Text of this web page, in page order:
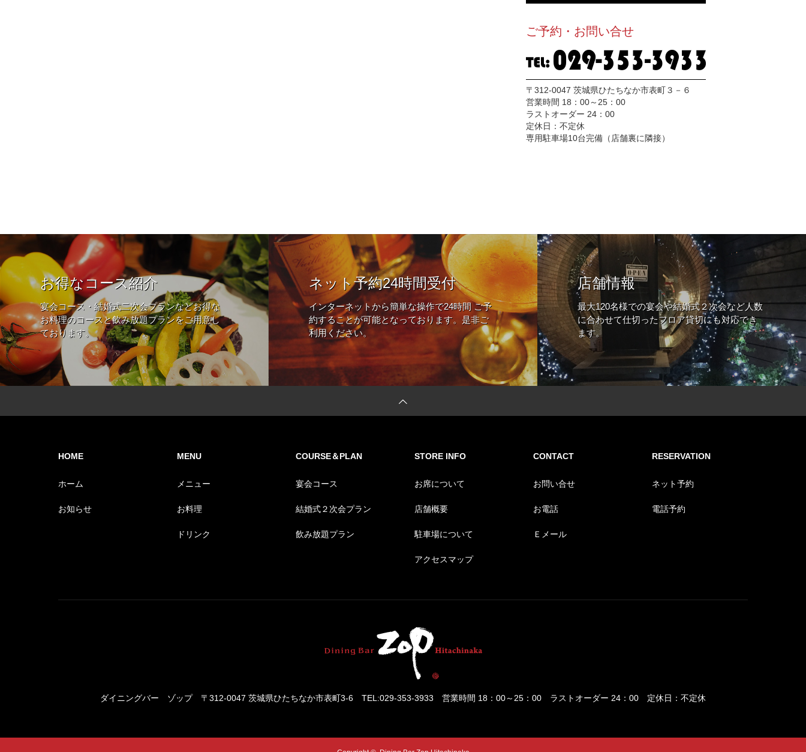
ご予約・お問い合せ
〒312-0047 茨城県ひたちなか市表町３－６
営業時間 18：00～25：00
ラストオーダー 24：00
定休日：不定休
専用駐車場10台完備（店舗裏に隣接）
お得なコース紹介
宴会コース・結婚式二次会プランなどお得な
お料理のコースと飲み放題プランをご用意し
ております。
ネット予約24時間受付
インターネットから簡単な操作で24時間 ご予
約することが可能となっております。是非ご
利用ください。
店舗情報
最大120名様での宴会や結婚式２次会など人数
に合わせて仕切ったフロア貸切にも対応でき
ます。
HOME
ホーム
お知らせ
MENU
メニュー
お料理
ドリンク
COURSE＆PLAN
宴会コース
結婚式２次会プラン
飲み放題プラン
STORE INFO
お席について
店舗概要
駐車場について
アクセスマップ
CONTACT
お問い合せ
お電話
Ｅメール
RESERVATION
ネット予約
電話予約
ダイニングバー ゾップ 〒312-0047 茨城県ひたちなか市表町3-6 TEL:029-353-3933 営業時間 18：00～25：00 ラストオーダー 24：00 定休日：不定休